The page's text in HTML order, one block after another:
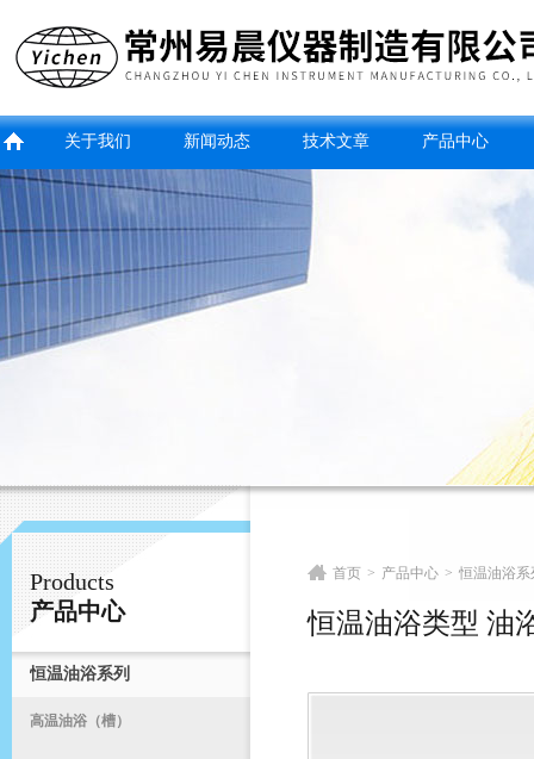
常州易晨仪器制造有限公司
关于我们 新闻动态 技术文章 产品中心
Products
产品中心
恒温油浴系列
高温油浴（槽）
首页 > 产品中心 > 恒温油浴系
恒温油浴类型 油